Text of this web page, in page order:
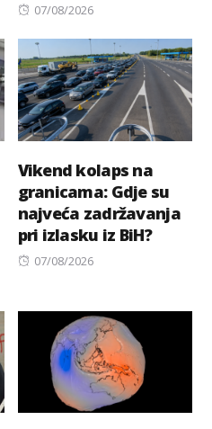
Posted
07/08/2026
Vikend kolaps na
granicama: Gdje su
najveća zadržavanja
pri izlasku iz BiH?
Posted
07/08/2026